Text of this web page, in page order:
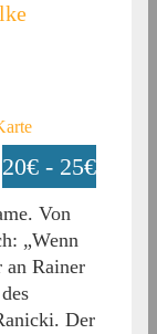
20€ - 25€
Von
„Wenn
Rainer
Der